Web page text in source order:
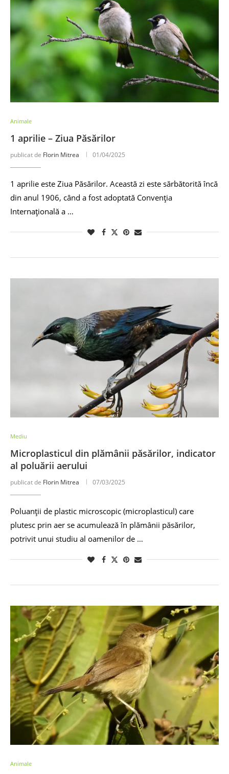
Animale
1 aprilie – Ziua Păsărilor
publicat de Florin Mitrea 01/04/2025
1 aprilie este Ziua Păsărilor. Această zi este sărbătorită încă
din anul 1906, când a fost adoptată Convenția
Internațională a …
Mediu
Microplasticul din plămânii păsărilor, indicator
al poluării aerului
publicat de Florin Mitrea 07/03/2025
Poluanții de plastic microscopic (microplasticul) care
plutesc prin aer se acumulează în plămânii păsărilor,
potrivit unui studiu al oamenilor de …
Animale